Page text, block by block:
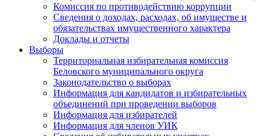
Комиссия по противодействию коррупции
Сведения о доходах, расходах, об имуществе и
обязательствах имущественного характера
Доклады и отчеты
Выборы
Территориальная избирательная комиссия
Беловского муниципального округа
Законодательство о выборах
Информация для кандидатов и избирательных
объединений при проведении выборов
Информация для избирателей
Информация для членов УИК